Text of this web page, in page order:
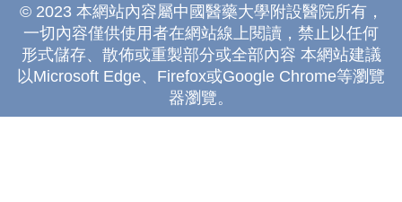
© 2023 本網站內容屬中國醫藥大學附設醫院所有，
一切內容僅供使用者在網站線上閱讀，禁止以任何
形式儲存、散佈或重製部分或全部內容 本網站建議
以Microsoft Edge、Firefox或Google Chrome等瀏覽
器瀏覽。